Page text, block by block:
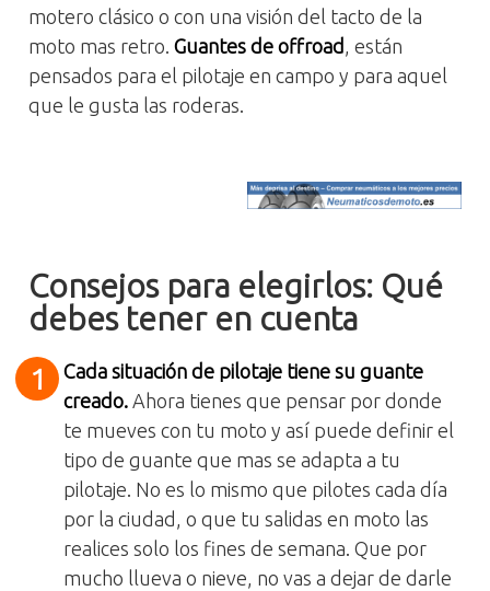
motero clásico o con una visión del tacto de la
moto mas retro. Guantes de offroad , están
pensados para el pilotaje en campo y para aquel
que le gusta las roderas.
Consejos para elegirlos: Qué
debes tener en cuenta
Cada situación de pilotaje tiene su guante
creado. Ahora tienes que pensar por donde
te mueves con tu moto y así puede definir el
tipo de guante que mas se adapta a tu
pilotaje. No es lo mismo que pilotes cada día
por la ciudad, o que tu salidas en moto las
realices solo los fines de semana. Que por
mucho llueva o nieve, no vas a dejar de darle